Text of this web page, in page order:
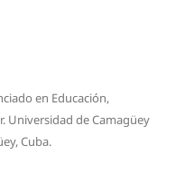
en Educación,
Universidad de Camagüey
Cuba.